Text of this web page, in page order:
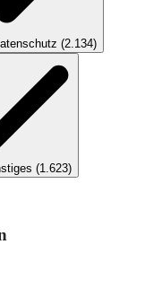
(2.134)
(1.623)